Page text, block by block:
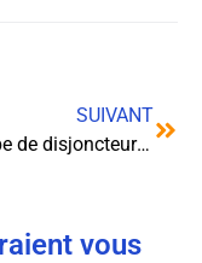
SUIVANT
Quel type de disjoncteur Schneider choisir pour votre tableau électrique ?
vous